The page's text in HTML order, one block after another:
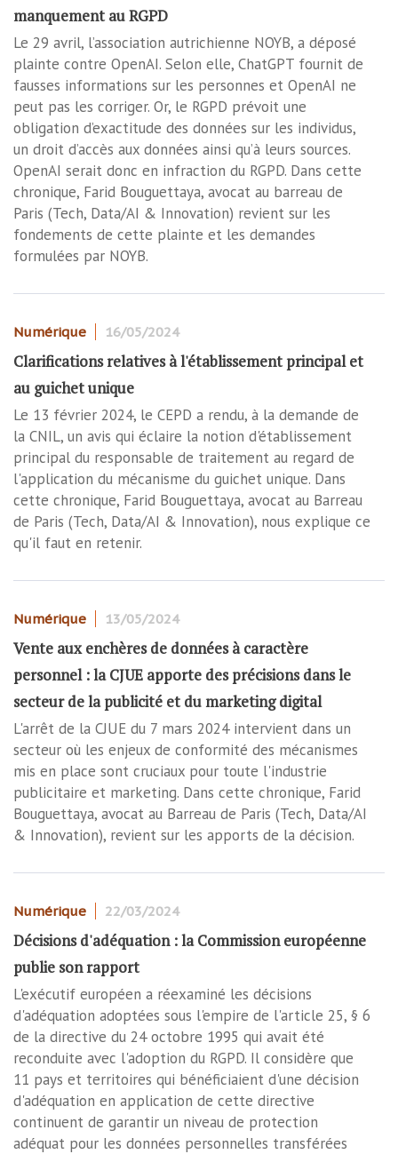
manquement au RGPD
Le 29 avril, l’association autrichienne NOYB, a déposé
plainte contre OpenAI. Selon elle, ChatGPT fournit de
fausses informations sur les personnes et OpenAI ne
peut pas les corriger. Or, le RGPD prévoit une
obligation d’exactitude des données sur les individus,
un droit d’accès aux données ainsi qu’à leurs sources.
OpenAI serait donc en infraction du RGPD. Dans cette
chronique, Farid Bouguettaya, avocat au barreau de
Paris (Tech, Data/AI & Innovation) revient sur les
fondements de cette plainte et les demandes
formulées par NOYB.
Numérique 16/05/2024
Clarifications relatives à l'établissement principal et
au guichet unique
Le 13 février 2024, le CEPD a rendu, à la demande de
la CNIL, un avis qui éclaire la notion d'établissement
principal du responsable de traitement au regard de
l'application du mécanisme du guichet unique. Dans
cette chronique, Farid Bouguettaya, avocat au Barreau
de Paris (Tech, Data/AI & Innovation), nous explique ce
qu'il faut en retenir.
Numérique 13/05/2024
Vente aux enchères de données à caractère
personnel : la CJUE apporte des précisions dans le
secteur de la publicité et du marketing digital
L'arrêt de la CJUE du 7 mars 2024 intervient dans un
secteur où les enjeux de conformité des mécanismes
mis en place sont cruciaux pour toute l'industrie
publicitaire et marketing. Dans cette chronique, Farid
Bouguettaya, avocat au Barreau de Paris (Tech, Data/AI
& Innovation), revient sur les apports de la décision.
Numérique 22/03/2024
Décisions d'adéquation : la Commission européenne
publie son rapport
L'exécutif européen a réexaminé les décisions
d'adéquation adoptées sous l'empire de l'article 25, § 6
de la directive du 24 octobre 1995 qui avait été
reconduite avec l'adoption du RGPD. Il considère que
11 pays et territoires qui bénéficiaient d'une décision
d'adéquation en application de cette directive
continuent de garantir un niveau de protection
adéquat pour les données personnelles transférées